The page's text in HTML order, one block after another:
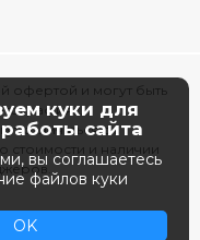
офертой и могут быть
отличаться от
стоимости и наличии
куки для
сайта
вы соглашаетесь
файлов куки
OK